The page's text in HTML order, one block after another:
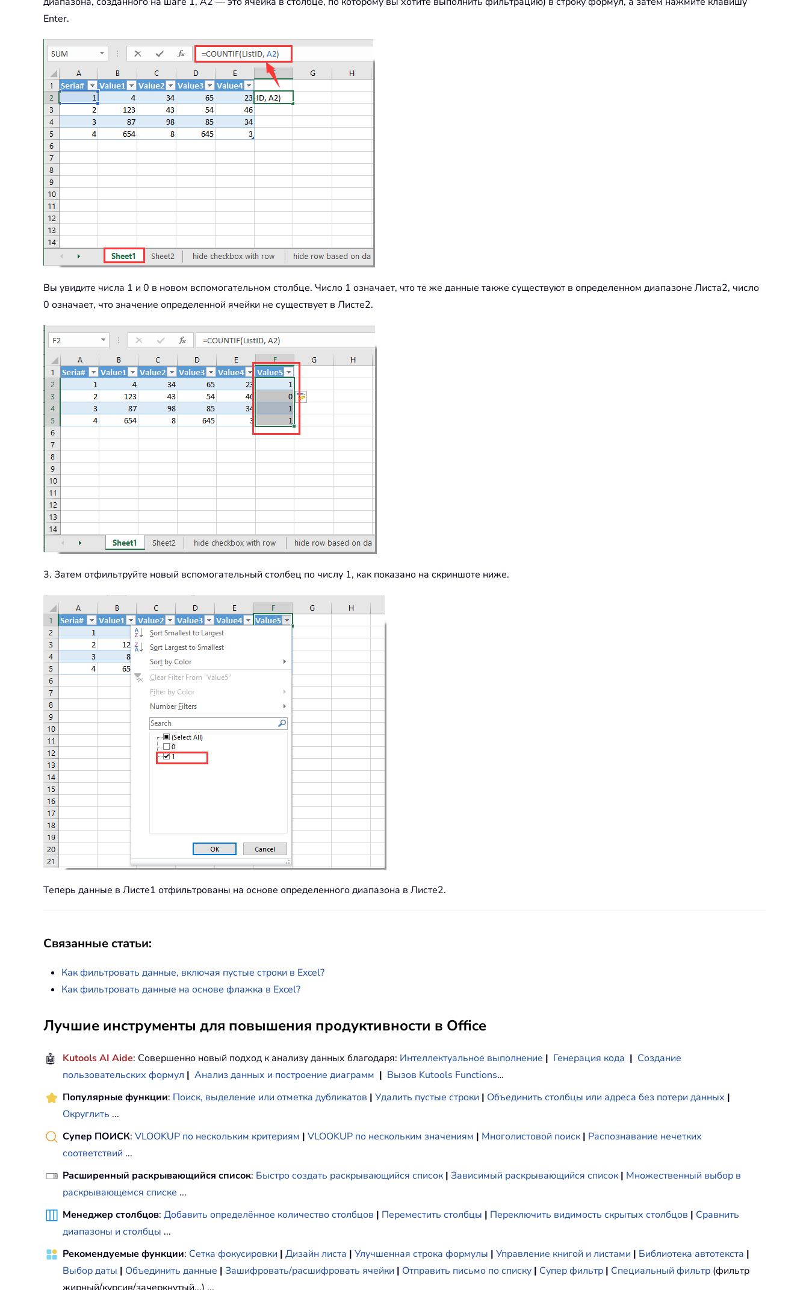
Enter.
Вы увидите числа 1 и 0 в новом вспомогательном столбце. Число 1 означает, что те же данные также существуют в определенном диапазоне Листа2, число
0 означает, что значение определенной ячейки не существует в Листе2.
3. Затем отфильтруйте новый вспомогательный столбец по числу 1, как показано на скриншоте ниже.
Теперь данные в Листе1 отфильтрованы на основе определенного диапазона в Листе2.
Связанные статьи:
Как фильтровать данные, включая пустые строки в Excel?
Как фильтровать данные на основе флажка в Excel?
Лучшие инструменты для повышения продуктивности в Office
🤖 Kutools AI Aide: Совершенно новый подход к анализу данных благодаря: Интеллектуальное выполнение | Генерация кода | Создание
пользовательских формул | Анализ данных и построение диаграмм | Вызов Kutools Functions…
Популярные функции: Поиск, выделение или отметка дубликатов | Удалить пустые строки | Объединить столбцы или адреса без потери данных |
Округлить ...
Супер ПОИСК: VLOOKUP по нескольким критериям | VLOOKUP по нескольким значениям | Многолистовой поиск | Распознавание нечетких
соответствий ...
Расширенный раскрывающийся список: Быстро создать раскрывающийся список | Зависимый раскрывающийся список | Множественный выбор в
раскрывающемся списке ...
Менеджер столбцов: Добавить определённое количество столбцов | Переместить столбцы | Переключить видимость скрытых столбцов | Сравнить
диапазоны и столбцы ...
Рекомендуемые функции: Сетка фокусировки | Дизайн листа | Улучшенная строка формулы | Управление книгой и листами | Библиотека автотекста |
Выбор даты | Объединить данные | Зашифровать/расшифровать ячейки | Отправить письмо по списку | Супер фильтр | Специальный фильтр (фильтр